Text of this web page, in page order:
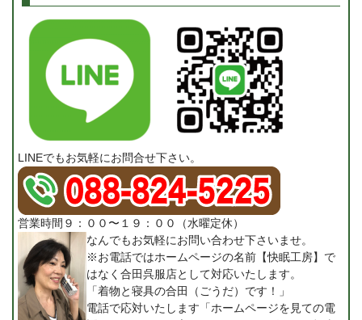
LINEでもお気軽にお問合せ下さい。
営業時間９：００〜１９：００（水曜定休）
なんでもお気軽にお問い合わせ下さいませ。
※お電話ではホームページの名前【快眠工房】で
はなく合田呉服店として対応いたします。
「着物と寝具の合田（ごうだ）です！」
電話で応対いたします「ホームページを見ての電